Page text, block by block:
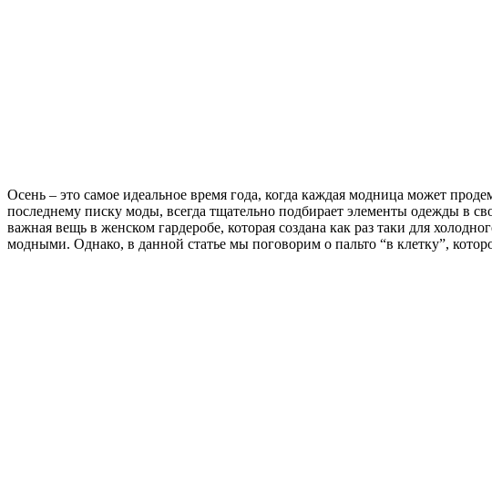
Осень – это самое идеальное время года, когда каждая модница может
последнему писку моды, всегда тщательно подбирает элементы одежды в
важная вещь в женском гардеробе, которая создана как раз таки для
модными. Однако, в данной статье мы поговорим о пальто “в клетку”,